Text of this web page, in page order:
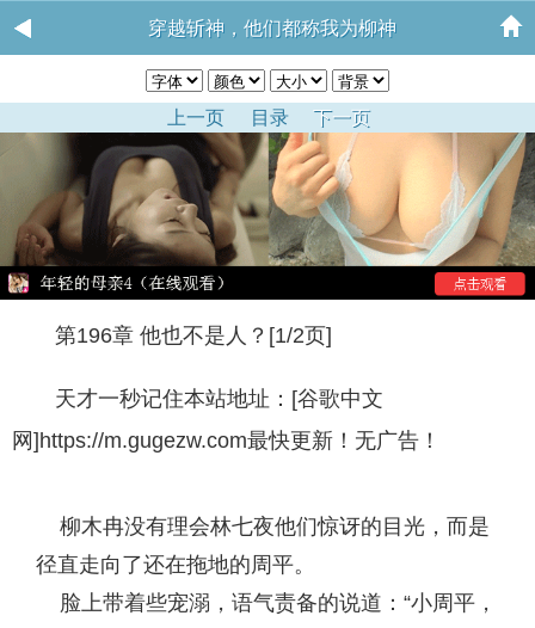
穿越斩神，他们都称我为柳神
上一页 目录 下一页
第196章 他也不是人？[1/2页]
天才一秒记住本站地址：[谷歌中文
网]https://m.gugezw.com最快更新！无广告！
柳木冉没有理会林七夜他们惊讶的目光，而是
径直走向了还在拖地的周平。
脸上带着些宠溺，语气责备的说道：“小周平，